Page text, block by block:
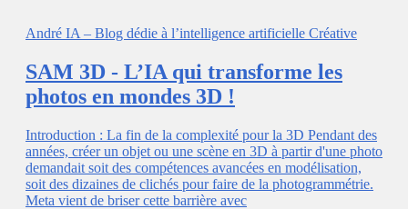
André IA – Blog dédie à l’intelligence artificielle Créative
SAM 3D - L’IA qui transforme les
photos en mondes 3D !
Introduction : La fin de la complexité pour la 3D Pendant des
années, créer un objet ou une scène en 3D à partir d'une photo
demandait soit des compétences avancées en modélisation,
soit des dizaines de clichés pour faire de la photogrammétrie.
Meta vient de briser cette barrière avec